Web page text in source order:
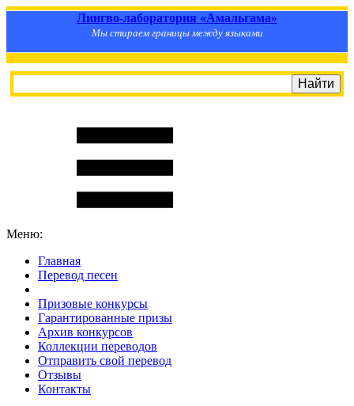
Лингво-лаборатория «Амальгама»
Мы стираем границы между языками
Меню:
Главная
Перевод песен
Призовые конкурсы
Гарантированные призы
Архив конкурсов
Коллекции переводов
Отправить свой перевод
Отзывы
Контакты